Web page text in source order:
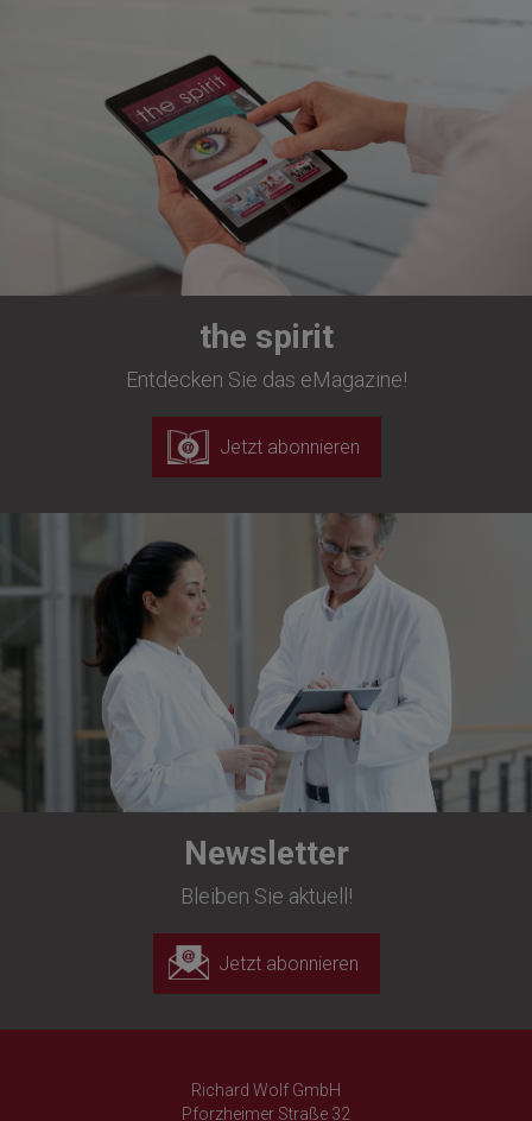
the spirit
Entdecken Sie das eMagazine!
Jetzt abonnieren
Newsletter
Bleiben Sie aktuell!
Jetzt abonnieren
Richard Wolf GmbH
Pforzheimer Straße 32